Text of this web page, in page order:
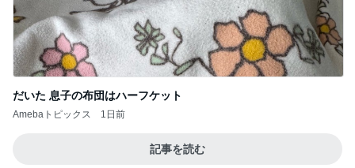
だいた 息子の布団はハーフケット
Amebaトピックス 1日前
記事を読む